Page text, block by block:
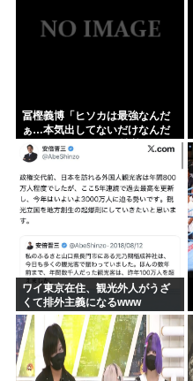
冨樫義博「ヒソカは最強なんだ
ぁ…本気出してないだけなんだ
ぁ…」 こいつのこの情熱なんな
の？
ワイ東京在住、観光外人がうざ
くて排外主義になるwww